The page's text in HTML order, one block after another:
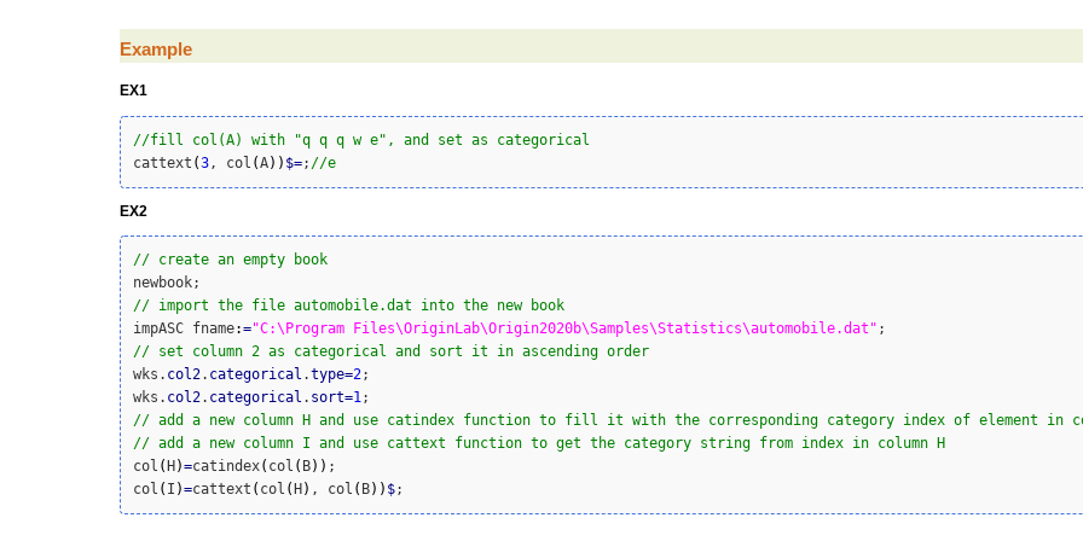
Example
EX1
//fill col(A) with "q q q w e", and set as categorical
cattext (3 , col (A) ) $=; //e
EX2
// create an empty book
// import the file automobile.dat into the new book
impASC fname:="C:\Program Files\OriginLab\Origin2020b\Samples\Statistics\automobile.dat"
// set column 2 as categorical and sort it in ascending order
wks. col2. categorical .type=2;
wks. col2. categorical . sort=1
// add a new column H and use catindex function to fill it with the corresponding category index of element in
// add a new column I and use cattext function to get the category string from index in column H
col ( H )=catindex( col ( B) ) ;
col ( I )=cattext ( col ( H ) , col ( B) ) $;